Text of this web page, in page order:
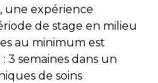
une expérience
de stage en milieu
au minimum est
semaines dans un
de soins